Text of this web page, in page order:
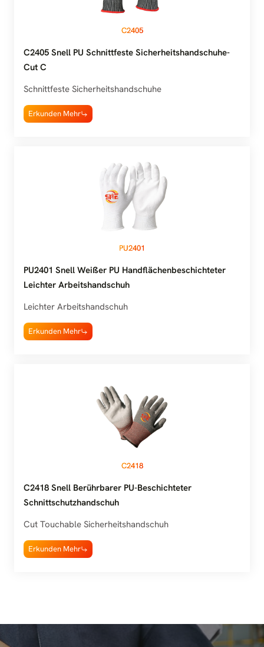
C2405
C2405 Snell PU Schnittfeste Sicherheitshandschuhe-
Cut C
Schnittfeste Sicherheitshandschuhe
Erkunden Mehr
PU2401
PU2401 Snell Weißer PU Handflächenbeschichteter
Leichter Arbeitshandschuh
Leichter Arbeitshandschuh
Erkunden Mehr
C2418
C2418 Snell Berührbarer PU-Beschichteter
Schnittschutzhandschuh
Cut Touchable Sicherheitshandschuh
Erkunden Mehr